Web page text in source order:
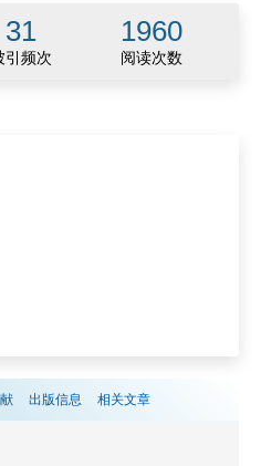
31 1960
引频次 阅读次数
出版信息 相关文章